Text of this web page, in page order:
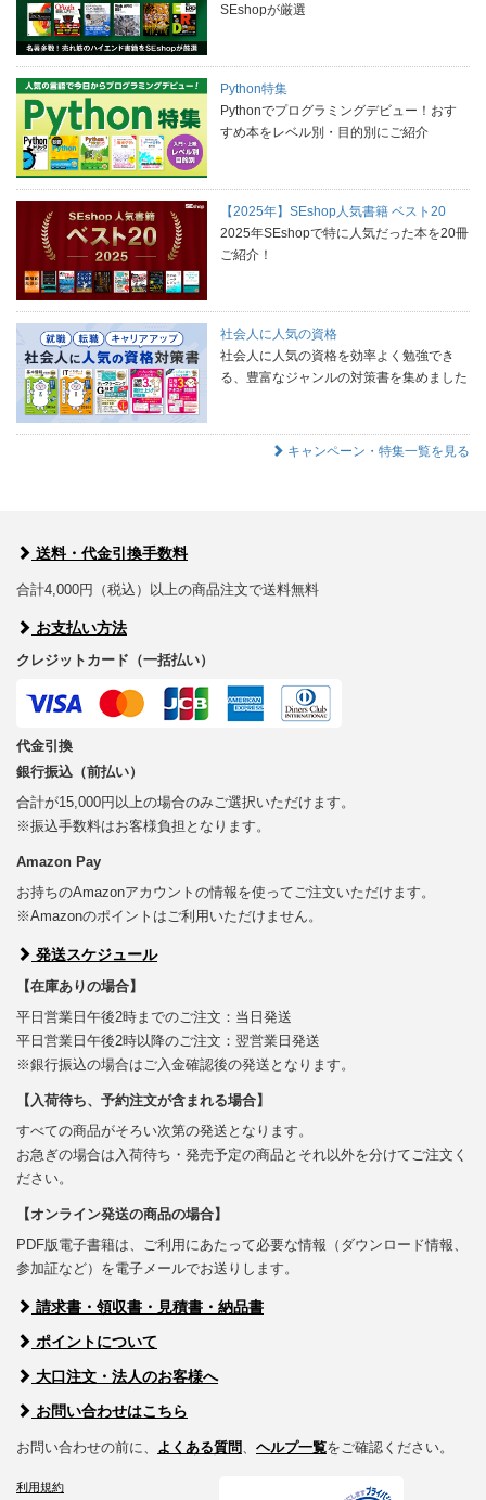
SEshopが厳選
Python特集
Pythonでプログラミングデビュー！おす
すめ本をレベル別・目的別にご紹介
【2025年】SEshop人気書籍 ベスト20
2025年SEshopで特に人気だった本を20冊
ご紹介！
社会人に人気の資格
社会人に人気の資格を効率よく勉強でき
る、豊富なジャンルの対策書を集めました
キャンペーン・特集一覧を見る
送料・代金引換手数料
合計4,000円（税込）以上の商品注文で送料無料
お支払い方法
クレジットカード（一括払い）
代金引換
銀行振込（前払い）
合計が15,000円以上の場合のみご選択いただけます。
※振込手数料はお客様負担となります。
Amazon Pay
お持ちのAmazonアカウントの情報を使ってご注文いただけます。
※Amazonのポイントはご利用いただけません。
発送スケジュール
【在庫ありの場合】
平日営業日午後2時までのご注文：当日発送
平日営業日午後2時以降のご注文：翌営業日発送
※銀行振込の場合はご入金確認後の発送となります。
【入荷待ち、予約注文が含まれる場合】
すべての商品がそろい次第の発送となります。
お急ぎの場合は入荷待ち・発売予定の商品とそれ以外を分けてご注文く
ださい。
【オンライン発送の商品の場合】
PDF版電子書籍は、ご利用にあたって必要な情報（ダウンロード情報、
参加証など）を電子メールでお送りします。
請求書・領収書・見積書・納品書
ポイントについて
大口注文・法人のお客様へ
お問い合わせはこちら
お問い合わせの前に、 よくある質問、 ヘルプ一覧をご確認ください。
利用規約